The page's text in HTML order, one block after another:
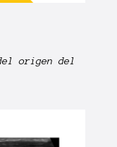
origen del